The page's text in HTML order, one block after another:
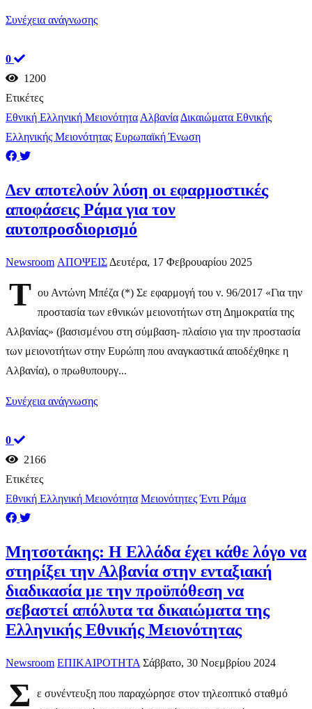
Συνέχεια ανάγνωσης
0
1200
Ετικέτες
Εθνική Ελληνική Μειονότητα Αλβανία Δικαιώματα Εθνικής
Ελληνικής Μειονότητας Ευρωπαϊκή Ένωση
Δεν αποτελούν λύση οι εφαρμοστικές
αποφάσεις Ράμα για τον
αυτοπροσδιορισμό
Newsroom ΑΠΟΨΕΙΣ Δευτέρα, 17 Φεβρουαρίου 2025
Τ ου Αντώνη Μπέζα (*) Σε εφαρμογή του ν. 96/2017 «Για την
προστασία των εθνικών μειονοτήτων στη Δημοκρατία της
Αλβανίας» (βασισμένου στη σύμβαση- πλαίσιο για την προστασία
των μειονοτήτων στην Ευρώπη που αναγκαστικά αποδέχθηκε η
Αλβανία), ο πρωθυπουργ...
Συνέχεια ανάγνωσης
0
2166
Ετικέτες
Εθνική Ελληνική Μειονότητα Μειονότητες Έντι Ράμα
Μητσοτάκης: Η Ελλάδα έχει κάθε λόγο να
στηρίξει την Αλβανία στην ενταξιακή
διαδικασία με την προϋπόθεση να
σεβαστεί απόλυτα τα δικαιώματα της
Ελληνικής Εθνικής Μειονότητας
Newsroom ΕΠΙΚΑΙΡΟΤΗΤΑ Σάββατο, 30 Νοεμβρίου 2024
Σ
ε συνέντευξη που παραχώρησε στον τηλεοπτικό σταθμό